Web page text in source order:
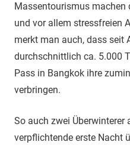
Massentourismus machen
und vor allem stressfreien
merkt man auch, dass seit
durchschnittlich ca. 5.000
Pass in Bangkok ihre
verbringen.
So auch zwei Überwinterer
verpflichtende erste Nacht